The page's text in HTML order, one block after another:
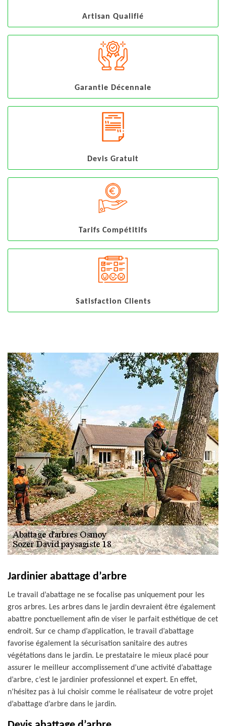
Artisan Qualifié
Garantie Décennale
Devis Gratuit
Tarifs Compétitifs
Satisfaction Clients
Jardinier abattage d’arbre
Le travail d’abattage ne se focalise pas uniquement pour les
gros arbres. Les arbres dans le jardin devraient être également
abattre ponctuellement afin de viser le parfait esthétique de cet
endroit. Sur ce champ d’application, le travail d’abattage
favorise également la sécurisation sanitaire des autres
végétations dans le jardin. Le prestataire le mieux placé pour
assurer le meilleur accomplissement d’une activité d’abattage
d’arbre, c’est le jardinier professionnel et expert. En effet,
n’hésitez pas à lui choisir comme le réalisateur de votre projet
d’abattage d’arbre dans le jardin.